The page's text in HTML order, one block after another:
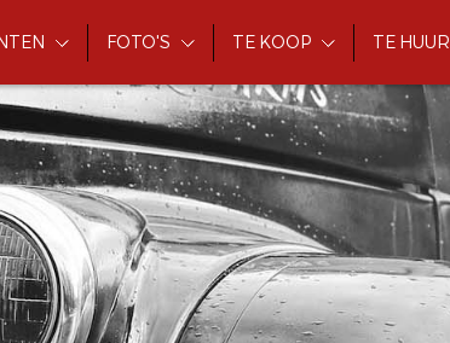
FOTO'S TE KOOP TE HUUR